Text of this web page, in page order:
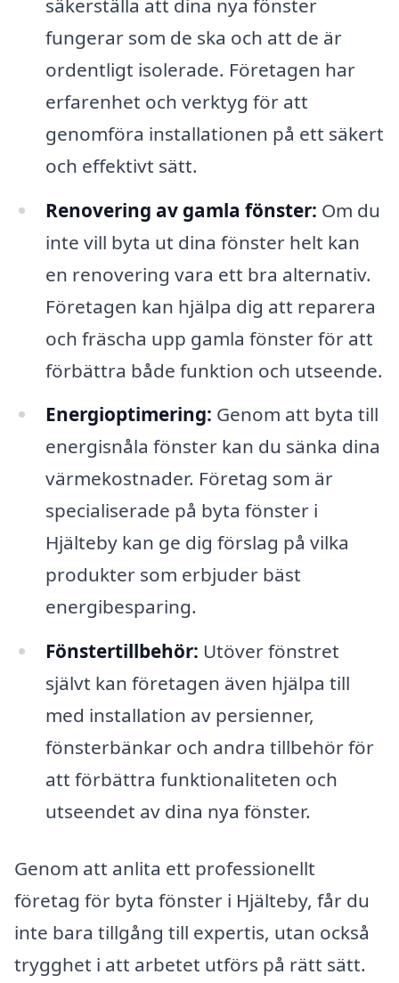
säkerställa att dina nya fönster
fungerar som de ska och att de är
ordentligt isolerade. Företagen har
erfarenhet och verktyg för att
genomföra installationen på ett säkert
och effektivt sätt.
Renovering av gamla fönster: Om du
inte vill byta ut dina fönster helt kan
en renovering vara ett bra alternativ.
Företagen kan hjälpa dig att reparera
och fräscha upp gamla fönster för att
förbättra både funktion och utseende.
Energioptimering: Genom att byta till
energisnåla fönster kan du sänka dina
värmekostnader. Företag som är
specialiserade på byta fönster i
Hjälteby kan ge dig förslag på vilka
produkter som erbjuder bäst
energibesparing.
Fönstertillbehör: Utöver fönstret
självt kan företagen även hjälpa till
med installation av persienner,
fönsterbänkar och andra tillbehör för
att förbättra funktionaliteten och
utseendet av dina nya fönster.
Genom att anlita ett professionellt
företag för byta fönster i Hjälteby, får du
inte bara tillgång till expertis, utan också
trygghet i att arbetet utförs på rätt sätt.